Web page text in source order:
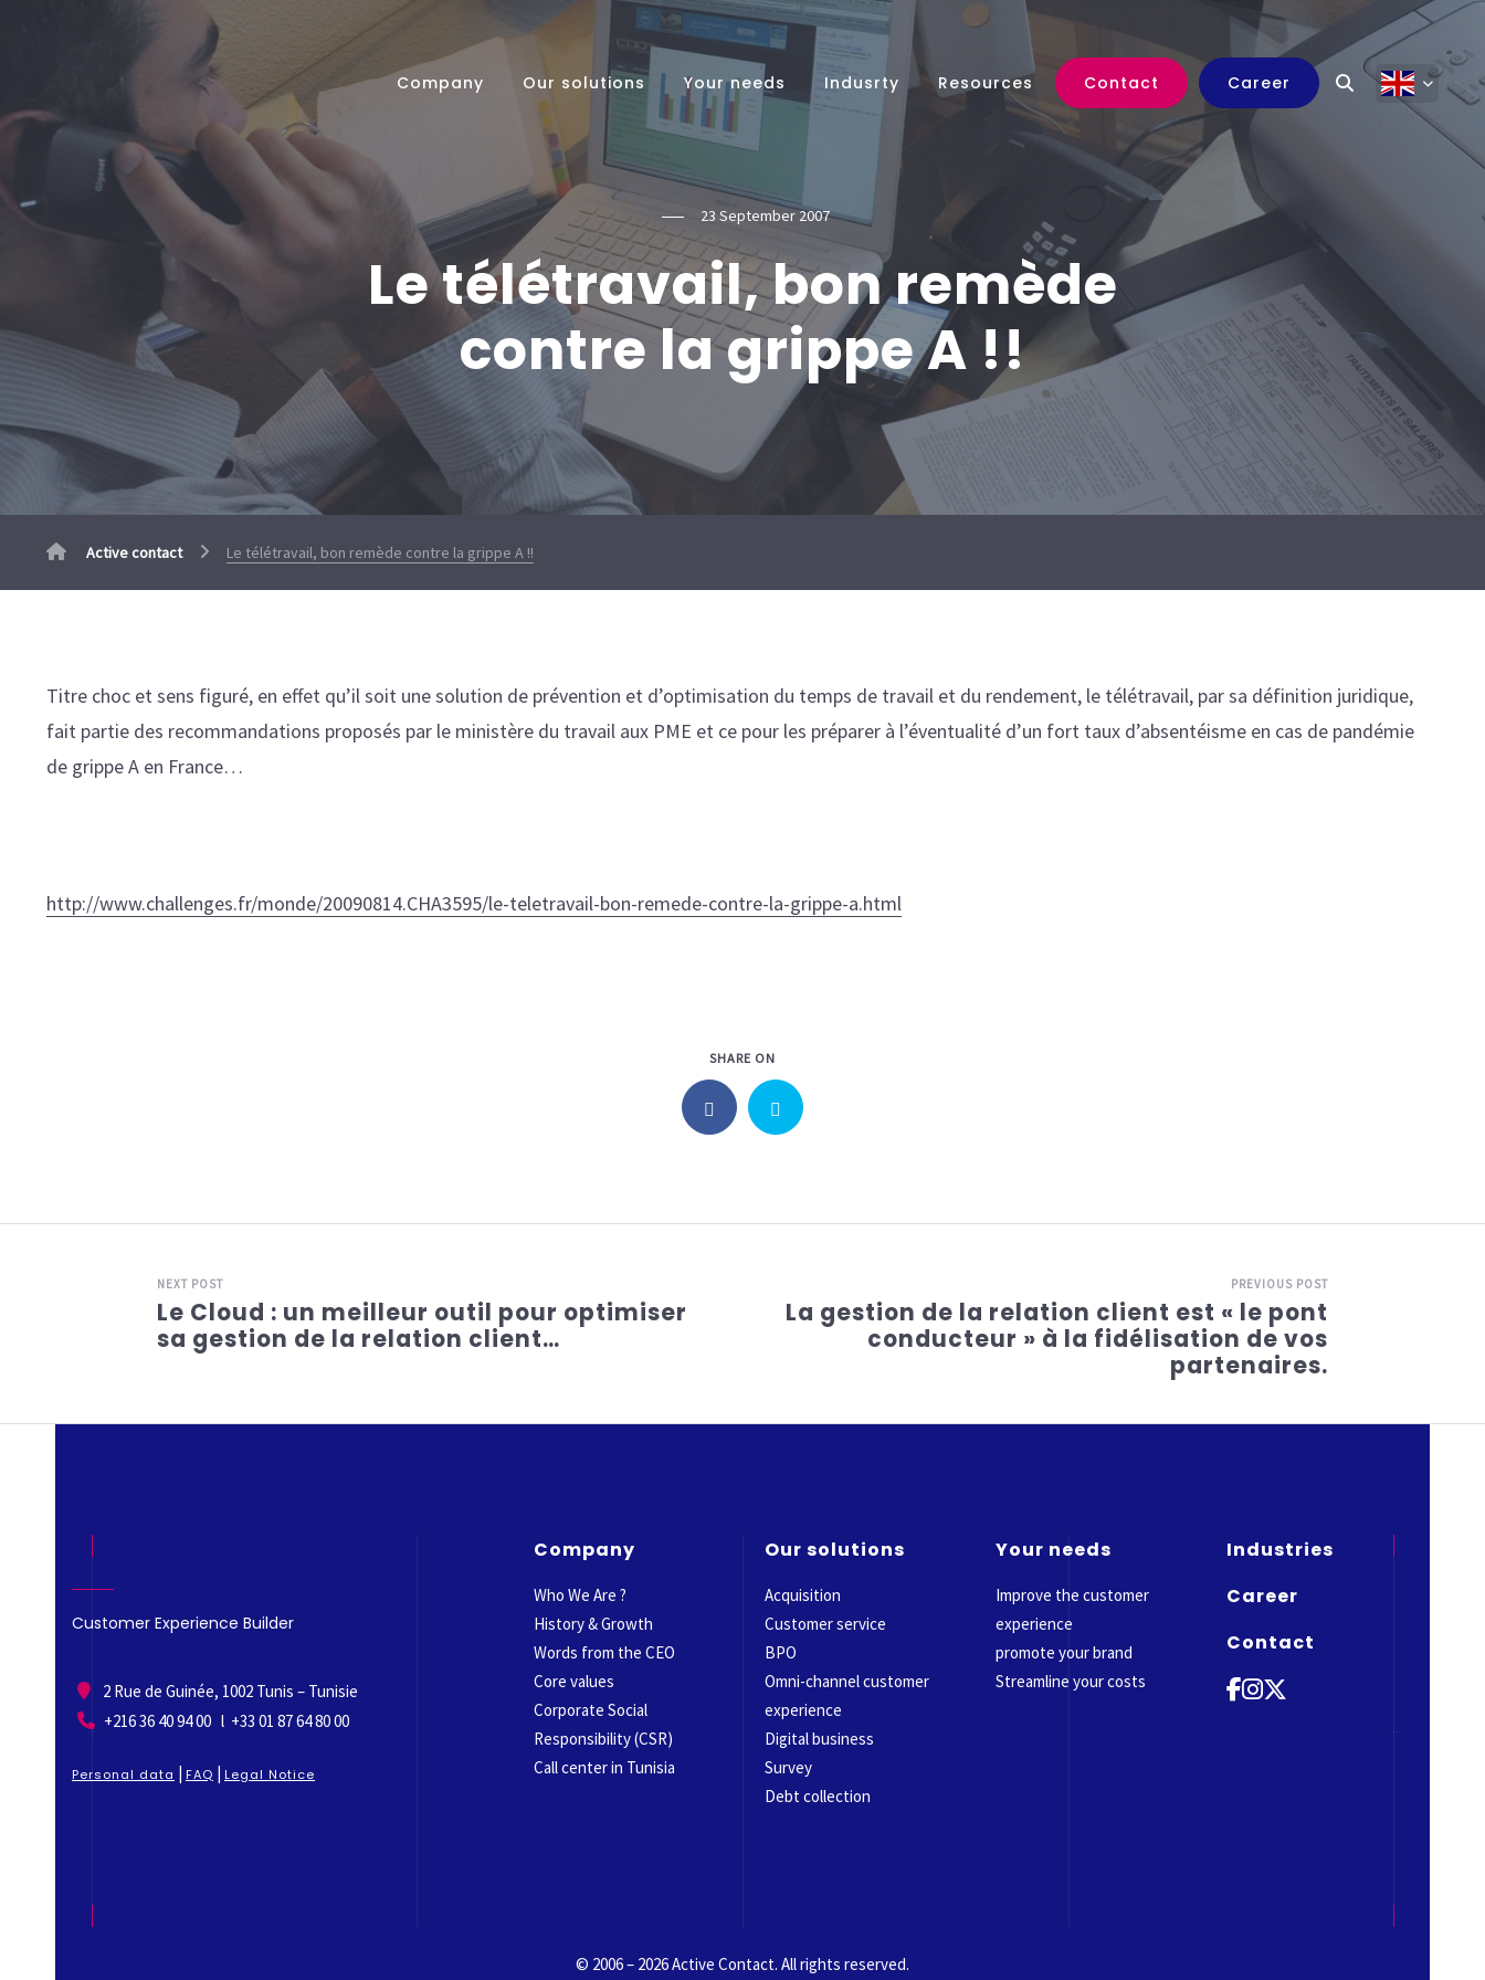
Company Our solutions Your needs Indusrty Resources Contact Career
23 September 2007
Le télétravail, bon remède
contre la grippe A !!
Active contact Le télétravail, bon remède contre la grippe A !!
Titre choc et sens figuré, en effet qu’il soit une solution de prévention et d’optimisation du temps de travail et du rendement, le télétravail, par sa définition juridique,
fait partie des recommandations proposés par le ministère du travail aux PME et ce pour les préparer à l’éventualité d’un fort taux d’absentéisme en cas de pandémie
de grippe A en France…
http://www.challenges.fr/monde/20090814.CHA3595/le-teletravail-bon-remede-contre-la-grippe-a.html
SHARE ON
NEXT POST
Le Cloud : un meilleur outil pour optimiser
sa gestion de la relation client…
PREVIOUS POST
La gestion de la relation client est « le pont
conducteur » à la fidélisation de vos
partenaires.
Customer Experience Builder
2 Rue de Guinée, 1002 Tunis – Tunisie
+216 36 40 94 00 l +33 01 87 64 80 00
Personal data | FAQ | Legal Notice
Company
Who We Are ?
History & Growth
Words from the CEO
Core values
Corporate Social
Responsibility (CSR)
Call center in Tunisia
Our solutions
Acquisition
Customer service
BPO
Omni-channel customer
experience
Digital business
Survey
Debt collection
Your needs
Improve the customer
experience
promote your brand
Streamline your costs
Industries
Career
Contact
© 2006 – 2026 Active Contact. All rights reserved.